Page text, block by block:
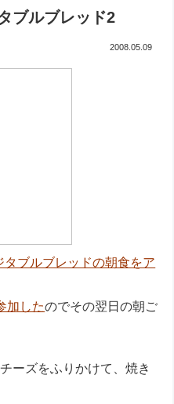
ブルブレッド2
2008.05.09
ブルブレッドの朝食をア
加したのでその翌日の朝ご
ーズをふりかけて、焼き